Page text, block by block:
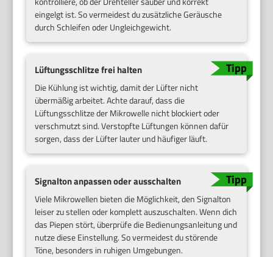
eingelgt ist. So vermeidest du zusätzliche Geräusche
durch Schleifen oder Ungleichgewicht.
Lüftungsschlitze frei halten
Die Kühlung ist wichtig, damit der Lüfter nicht
übermäßig arbeitet. Achte darauf, dass die
Lüftungsschlitze der Mikrowelle nicht blockiert oder
verschmutzt sind. Verstopfte Lüftungen können dafür
sorgen, dass der Lüfter lauter und häufiger läuft.
Signalton anpassen oder ausschalten
Viele Mikrowellen bieten die Möglichkeit, den Signalton
leiser zu stellen oder komplett auszuschalten. Wenn dich
das Piepen stört, überprüfe die Bedienungsanleitung und
nutze diese Einstellung. So vermeidest du störende
Töne, besonders in ruhigen Umgebungen.